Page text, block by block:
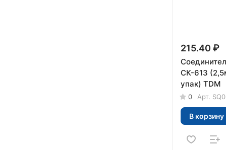
215.40 ₽
СК-613
упак) TDM
0 Арт.
В корзину